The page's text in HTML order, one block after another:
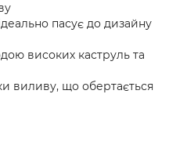
пасує до дизайну
високих каструль та
виливу, що обертається